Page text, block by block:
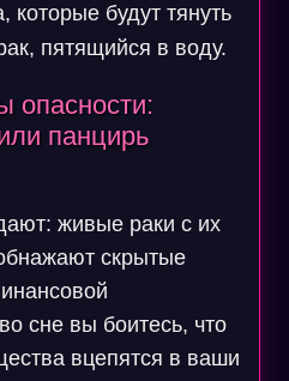
которые будут тянуть
пятящийся в воду.
опасности:
панцирь
живые раки с их
скрытые
сне вы боитесь, что
вцепятся в ваши